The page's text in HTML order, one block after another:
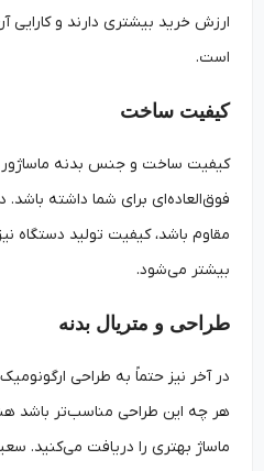
ارزش خرید بیشتری دارند و کارایی
است.
کیفیت ساخت
کیفیت ساخت و جنس بدنه ماساژور
فوق‌العاده‌ای برای شما داشته باشد.
مقاوم باشد، کیفیت تولید دستگاه نیز
بیشتر می‌شود.
طراحی و متریال بدنه
در آخر نیز حتماً به طراحی ارگونومیک و
هر چه این طراحی مناسب‌تر باشد
ماساژ بهتری را دریافت می‌کنید. سعید